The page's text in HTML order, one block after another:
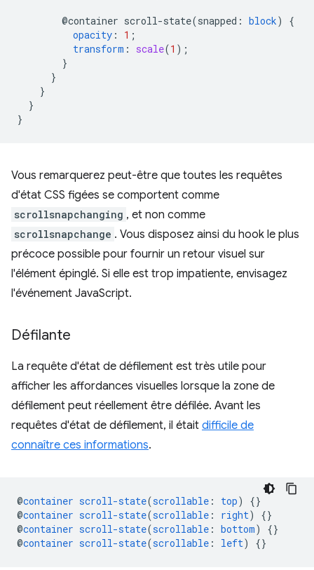
@container scroll-state(snapped : block)
{
opacity : 1 ;
transform : scale(1 );
}
}
}
}
}
Vous remarquerez peut-être que toutes les requêtes
d'état CSS figées se comportent comme
scrollsnapchanging , et non comme
scrollsnapchange . Vous disposez ainsi du hook le plus
précoce possible pour fournir un retour visuel sur
l'élément épinglé. Si elle est trop impatiente, envisagez
l'événement JavaScript.
Défilante
La requête d'état de défilement est très utile pour
afficher les affordances visuelles lorsque la zone de
défilement peut réellement être défilée. Avant les
requêtes d'état de défilement, il était difficile de
connaître ces informations.
@container scroll-state(scrollable : top)
{}
@container scroll-state(scrollable : right)
{}
@container scroll-state(scrollable : bottom)
{}
@container scroll-state(scrollable : left) {}